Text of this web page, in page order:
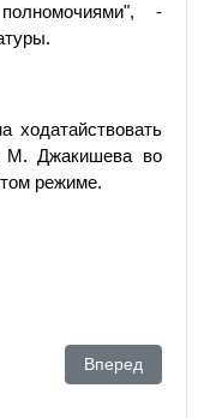
-
ходатайствовать
М. Джакишева во
режиме.
Следующий:
Вперед